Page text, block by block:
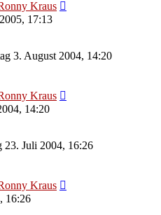
Kraus
17:13
3. August 2004, 14:20
Kraus
14:20
23. Juli 2004, 16:26
Kraus
16:26